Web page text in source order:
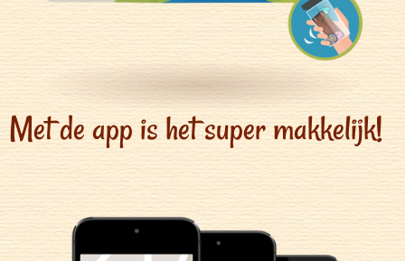
Met de app is het super makkelijk!